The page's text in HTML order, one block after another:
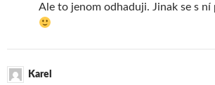
Ale to jenom odhaduji. Jinak se s ní
Karel